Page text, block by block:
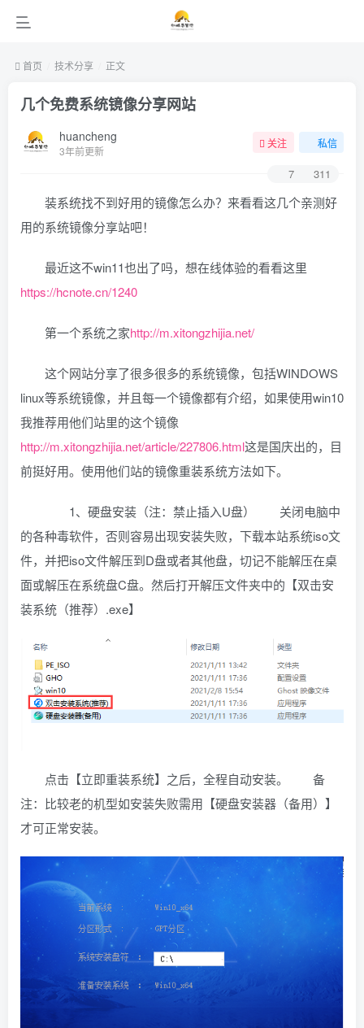
首页 技术分享 正文
几个免费系统镜像分享网站
huancheng
3年前更新
关注 私信
7 311
装系统找不到好用的镜像怎么办？来看看这几个亲测好
用的系统镜像分享站吧！
最近这不win11也出了吗，想在线体验的看看这里
https://hcnote.cn/1240
第一个系统之家http://m.xitongzhijia.net/
这个网站分享了很多很多的系统镜像，包括WINDOWS
linux等系统镜像，并且每一个镜像都有介绍，如果使用win10
我推荐用他们站里的这个镜像
http://m.xitongzhijia.net/article/227806.html这是国庆出的，目
前挺好用。使用他们站的镜像重装系统方法如下。
1、硬盘安装（注：禁止插入U盘） 关闭电脑中
的各种毒软件，否则容易出现安装失败，下载本站系统iso文
件，并把iso文件解压到D盘或者其他盘，切记不能解压在桌
面或解压在系统盘C盘。然后打开解压文件夹中的【双击安
装系统（推荐）.exe】
点击【立即重装系统】之后，全程自动安装。 备
注：比较老的机型如安装失败需用【硬盘安装器（备用）】
才可正常安装。